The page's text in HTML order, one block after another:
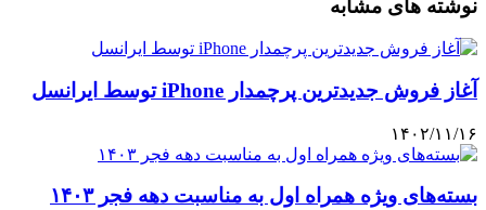
نوشته های مشابه
آغاز فروش جدیدترین پرچمدار iPhone توسط ایرانسل
۱۴۰۲/۱۱/۱۶
بسته‌های ویژه همراه اول به مناسبت دهه فجر ۱۴۰۳